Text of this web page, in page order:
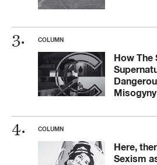
COLUMN
How The
COLUMN
Here,
Sexism